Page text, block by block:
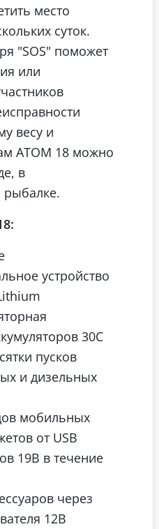
место
суток.
"SOS" поможет
или
весу и
ATOM 18 можно
в
рыбалке.
устройство
30С
пусков
и дизельных
мобильных
от USB
19В в течение
через
12В